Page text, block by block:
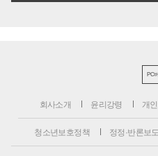
PC
회사소개 윤리강령 개
청소년보호정책 정정·반론보도